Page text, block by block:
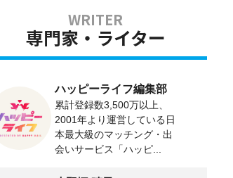
専門家・ライター
ハッピーライフ編集部
累計登録数3,500万以上、
2001年より運営している日
本最大級のマッチング・出
会いサービス「ハッピ...